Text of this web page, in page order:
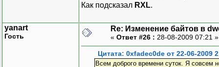
Как подсказал RXL.
yanart
Гость
Re: Изменение байтов в
« Ответ #26 : 28-08-2009 07:21
Цитата: 0xfadec0de от 22-06-2009
Всем доброго времени суток. Я совсем